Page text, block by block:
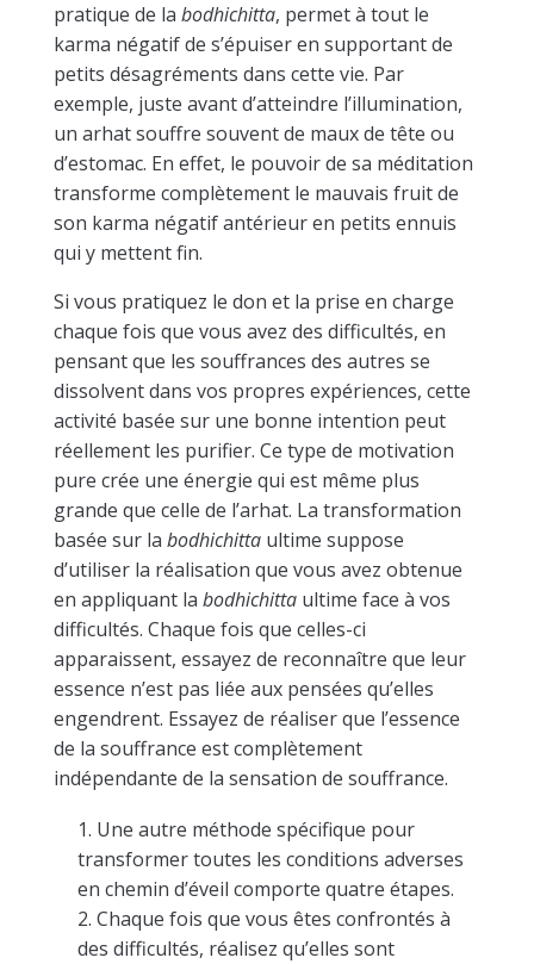
pratique de la bodhichitta, permet à tout le
karma négatif de s’épuiser en supportant de
petits désagréments dans cette vie. Par
exemple, juste avant d’atteindre l’illumination,
un arhat souffre souvent de maux de tête ou
d’estomac. En effet, le pouvoir de sa méditation
transforme complètement le mauvais fruit de
son karma négatif antérieur en petits ennuis
qui y mettent fin.
Si vous pratiquez le don et la prise en charge
chaque fois que vous avez des difficultés, en
pensant que les souffrances des autres se
dissolvent dans vos propres expériences, cette
activité basée sur une bonne intention peut
réellement les purifier. Ce type de motivation
pure crée une énergie qui est même plus
grande que celle de l’arhat. La transformation
basée sur la bodhichittaultime suppose
d’utiliser la réalisation que vous avez obtenue
en appliquant la bodhichittaultime face à vos
difficultés. Chaque fois que celles-ci
apparaissent, essayez de reconnaître que leur
essence n’est pas liée aux pensées qu’elles
engendrent. Essayez de réaliser que l’essence
de la souffrance est complètement
indépendante de la sensation de souffrance.
Une autre méthode spécifique pour
transformer toutes les conditions adverses
en chemin d’éveil comporte quatre étapes.
Chaque fois que vous êtes confrontés à
des difficultés, réalisez qu’elles sont